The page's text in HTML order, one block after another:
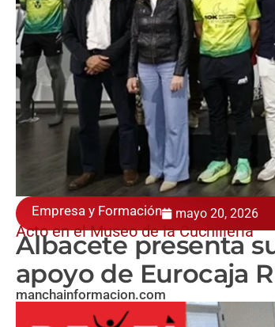
Empresa y Formación mayo 20, 2026
Acto en el Museo de la Cuchillería
Albacete presenta
apoyo de Eurocaja
manchainformacion.com